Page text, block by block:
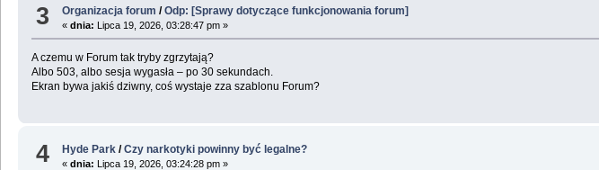
3 Organizacja forum /Odp: [Sprawy dotyczące funkcjonowania forum]
«dnia: Lipca 19, 2026, 03:28:47 pm »
A czemu w Forum tak tryby zgrzytają?
Albo 503, albo sesja wygasła – po 30 sekundach.
Ekran bywa jakiś dziwny, coś wystaje zza szablonu Forum?
4 Hyde Park /Czy narkotyki powinny być legalne?
«dnia: Lipca 19, 2026, 03:24:28 pm »